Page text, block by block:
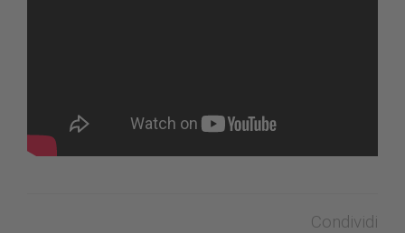
Condividi